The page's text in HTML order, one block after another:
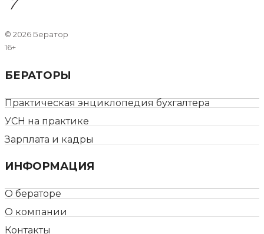
© 2026 Бератор
16+
БЕРАТОРЫ
Практическая энциклопедия бухгалтера
УСН на практике
Зарплата и кадры
ИНФОРМАЦИЯ
О бераторе
О компании
Контакты